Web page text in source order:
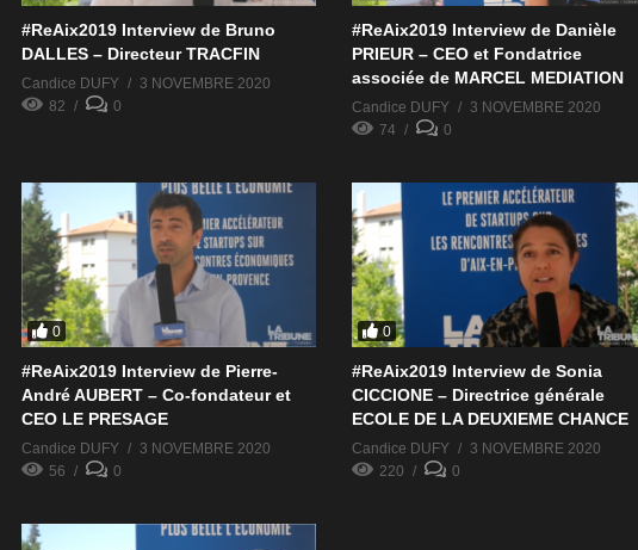
#ReAix2019 Interview de Bruno
DALLES – Directeur TRACFIN
Candice DUFY
3 NOVEMBRE 2020
82
0
#ReAix2019 Interview de Danièle
PRIEUR – CEO et Fondatrice
associée de MARCEL MEDIATION
Candice DUFY
3 NOVEMBRE 2020
74
0
0
#ReAix2019 Interview de Pierre-
André AUBERT – Co-fondateur et
CEO LE PRESAGE
Candice DUFY
3 NOVEMBRE 2020
56
0
0
#ReAix2019 Interview de Sonia
CICCIONE – Directrice générale
ECOLE DE LA DEUXIEME CHANCE
Candice DUFY
3 NOVEMBRE 2020
220
0